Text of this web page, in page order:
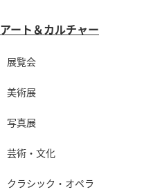
アート＆カルチャー
展覧会
美術展
写真展
芸術・文化
クラシック・オペラ